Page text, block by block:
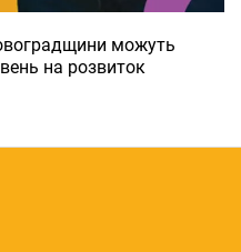
можуть
на розвиток